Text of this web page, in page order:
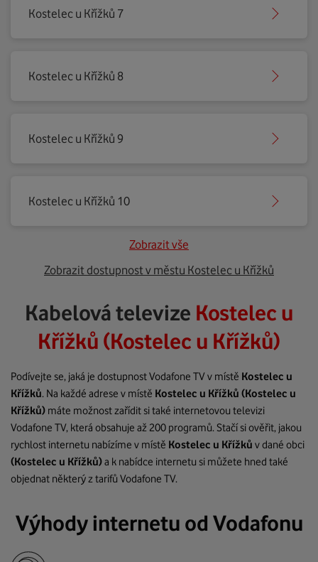
Kostelec u Křížků 7
Kostelec u Křížků 8
Kostelec u Křížků 9
Kostelec u Křížků 10
Zobrazit vše
Zobrazit dostupnost v městu Kostelec u Křížků
Kabelová televize Kostelec u
Křížků (Kostelec u Křížků)
Podívejte se, jaká je dostupnost Vodafone TV v místě Kostelec u
Křížků. Na každé adrese v místě Kostelec u Křížků (Kostelec u
Křížků) máte možnost zařídit si také internetovou televizi
Vodafone TV, která obsahuje až 200 programů. Stačí si ověřit, jakou
rychlost internetu nabízíme v místě Kostelec u Křížků v dané obci
(Kostelec u Křížků)a k nabídce internetu si můžete hned také
objednat některý z tarifů Vodafone TV.
Výhody internetu od Vodafonu